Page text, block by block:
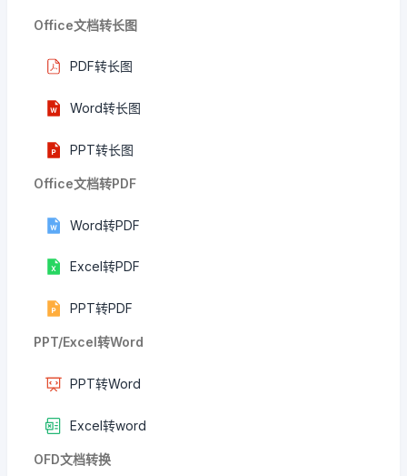
Office文档转长图
PDF转长图
Word转长图
PPT转长图
Office文档转PDF
Word转PDF
Excel转PDF
PPT转PDF
PPT/Excel转Word
PPT转Word
Excel转word
OFD文档转换